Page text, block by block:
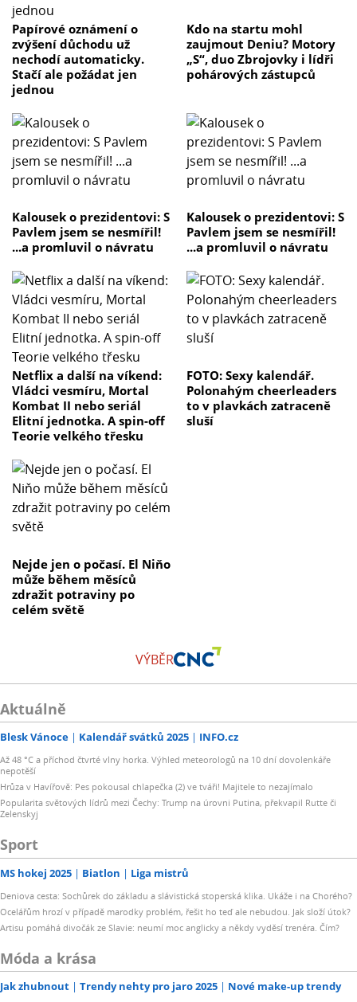
Papírové oznámení o
zvýšení důchodu už
nechodí automaticky.
Stačí ale požádat jen
jednou
Kdo na startu mohl
zaujmout Deniu? Motory
„S“, duo Zbrojovky i lídři
pohárových zástupců
Kalousek o prezidentovi: S
Pavlem jsem se nesmířil!
...a promluvil o návratu
Kalousek o prezidentovi: S
Pavlem jsem se nesmířil!
...a promluvil o návratu
Netflix a další na víkend:
Vládci vesmíru, Mortal
Kombat II nebo seriál
Elitní jednotka. A spin-off
Teorie velkého třesku
FOTO: Sexy kalendář.
Polonahým cheerleaders
to v plavkách zatraceně
sluší
Nejde jen o počasí. El Niňo
může během měsíců
zdražit potraviny po
celém světě
VÝBĚR
Aktuálně
Blesk Vánoce Kalendář svátků 2025 INFO.cz
Až 48 °C a příchod čtvrté vlny horka. Výhled meteorologů na 10 dní dovolenkáře
nepotěší
Hrůza v Havířově: Pes pokousal chlapečka (2) ve tváři! Majitele to nezajímalo
Popularita světových lídrů mezi Čechy: Trump na úrovni Putina, překvapil Rutte či
Zelenskyj
Sport
MS hokej 2025 Biatlon Liga mistrů
Deniova cesta: Sochůrek do základu a slávistická stoperská klika. Ukáže i na Chorého?
Ocelářům hrozí v případě marodky problém, řešit ho teď ale nebudou. Jak složí útok?
Artisu pomáhá divočák ze Slavie: neumí moc anglicky a někdy vyděsí trenéra. Čím?
Móda a krása
Jak zhubnout Trendy nehty pro jaro 2025 Nové make-up trendy